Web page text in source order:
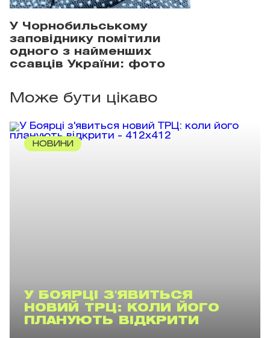
У Чорнобильському
заповіднику помітили
одного з найменших
ссавців України: фото
Може бути цікаво
НОВИНИ
У БОЯРЦІ З'ЯВИТЬСЯ
НОВИЙ ТРЦ: КОЛИ ЙОГО
ПЛАНУЮТЬ ВІДКРИТИ